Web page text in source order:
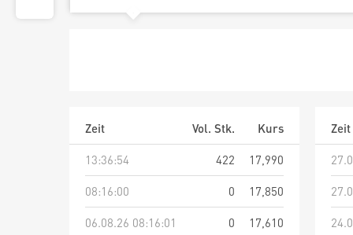
Zeit Vol. Stk.
Kurs
13:36:54
422
17,990
08:16:00
0
17,850
06.08.26 08:16:01
0
17,610
Zeit